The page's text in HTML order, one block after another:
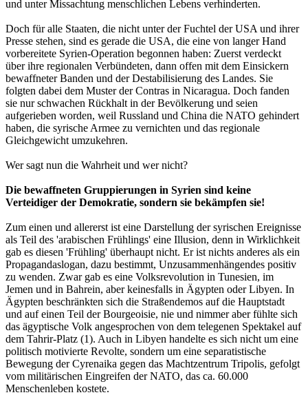
und unter Missachtung menschlichen Lebens verhinderten.
Doch für alle Staaten, die nicht unter der Fuchtel der USA und ihrer
Presse stehen, sind es gerade die USA, die eine von langer Hand
vorbereitete Syrien-Operation begonnen haben: Zuerst verdeckt
über ihre regionalen Verbündeten, dann offen mit dem Einsickern
bewaffneter Banden und der Destabilisierung des Landes. Sie
folgten dabei dem Muster der Contras in Nicaragua. Doch fanden
sie nur schwachen Rückhalt in der Bevölkerung und seien
aufgerieben worden, weil Russland und China die NATO gehindert
haben, die syrische Armee zu vernichten und das regionale
Gleichgewicht umzukehren.
Wer sagt nun die Wahrheit und wer nicht?
Die bewaffneten Gruppierungen in Syrien sind keine
Verteidiger der Demokratie, sondern sie bekämpfen sie!
Zum einen und allererst ist eine Darstellung der syrischen Ereignisse
als Teil des 'arabischen Frühlings' eine Illusion, denn in Wirklichkeit
gab es diesen 'Frühling' überhaupt nicht. Er ist nichts anderes als ein
Propagandaslogan, dazu bestimmt, Unzusammenhängendes positiv
zu wenden. Zwar gab es eine Volksrevolution in Tunesien, im
Jemen und in Bahrein, aber keinesfalls in Ägypten oder Libyen. In
Ägypten beschränkten sich die Straßendemos auf die Hauptstadt
und auf einen Teil der Bourgeoisie, nie und nimmer aber fühlte sich
das ägyptische Volk angesprochen von dem telegenen Spektakel auf
dem Tahrir-Platz (1). Auch in Libyen handelte es sich nicht um eine
politisch motivierte Revolte, sondern um eine separatistische
Bewegung der Cyrenaika gegen das Machtzentrum Tripolis, gefolgt
vom militärischen Eingreifen der NATO, das ca. 60.000
Menschenleben kostete.